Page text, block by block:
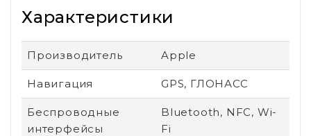
Характеристики
Производитель Apple
Навигация GPS, ГЛОНАСС
Беспроводные
интерфейсы
Bluetooth, NFC, Wi-
Fi